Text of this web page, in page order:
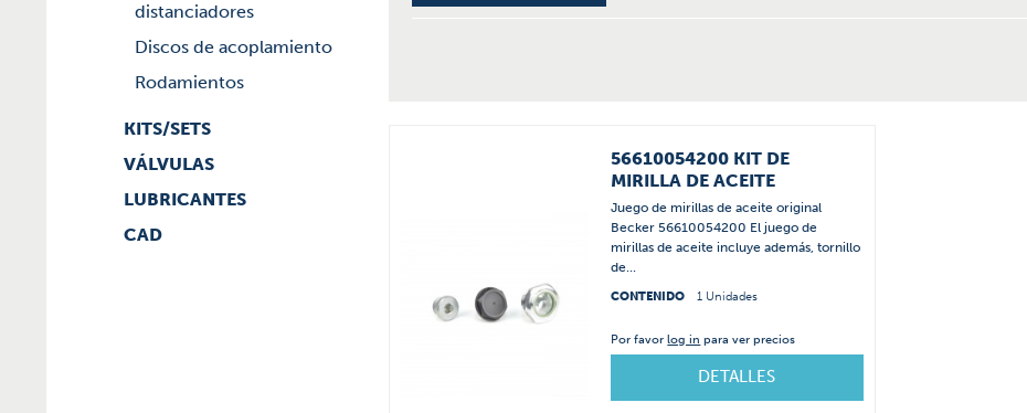
distanciadores
Discos de acoplamiento
Rodamientos
KITS/SETS
VÁLVULAS
LUBRICANTES
CAD
56610054200 KIT DE
MIRILLA DE ACEITE
Juego de mirillas de aceite original
Becker 56610054200 El juego de
mirillas de aceite incluye además, tornillo
de...
CONTENIDO 1 Unidades
Por favorlog in para ver precios
DETALLES